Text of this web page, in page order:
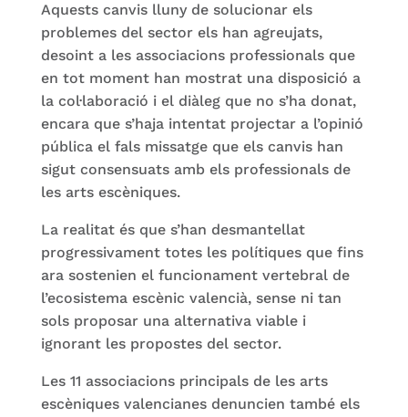
Aquests canvis lluny de solucionar els
problemes del sector els han agreujats,
desoint a les associacions professionals que
en tot moment han mostrat una disposició a
la col·laboració i el diàleg que no s’ha donat,
encara que s’haja intentat projectar a l’opinió
pública el fals missatge que els canvis han
sigut consensuats amb els professionals de
les arts escèniques.
La realitat és que s’han desmantellat
progressivament totes les polítiques que fins
ara sostenien el funcionament vertebral de
l’ecosistema escènic valencià, sense ni tan
sols proposar una alternativa viable i
ignorant les propostes del sector.
Les 11 associacions principals de les arts
escèniques valencianes denuncien també els